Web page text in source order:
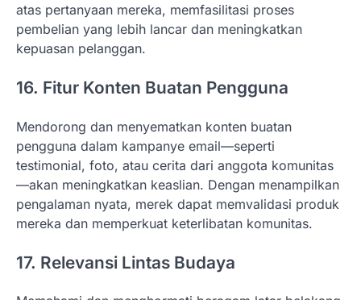
atas pertanyaan mereka, memfasilitasi proses
pembelian yang lebih lancar dan meningkatkan
kepuasan pelanggan.
16. Fitur Konten Buatan Pengguna
Mendorong dan menyematkan konten buatan
pengguna dalam kampanye email—seperti
testimonial, foto, atau cerita dari anggota komunitas
—akan meningkatkan keaslian. Dengan menampilkan
pengalaman nyata, merek dapat memvalidasi produk
mereka dan memperkuat keterlibatan komunitas.
17. Relevansi Lintas Budaya